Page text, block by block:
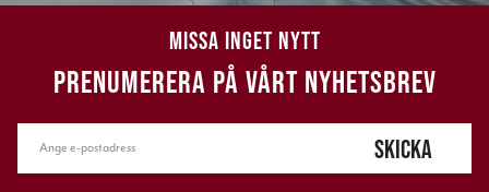
MISSA INGET NYTT
PRENUMERERA PÅ VÅRT NYHETSBREV
SKICKA